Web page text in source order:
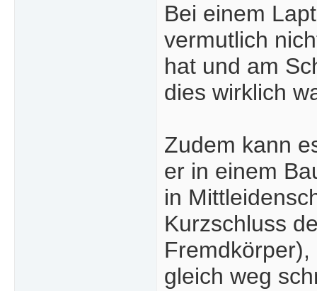
Bei einem
vermutlich
hat und am
dies wirklich
Zudem kann
er in einem
in
Kurzschluss
gleich weg